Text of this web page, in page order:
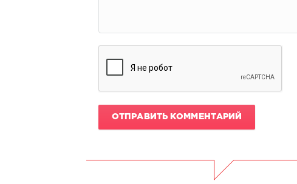
ОТПРАВИТЬ КОММЕНТАРИЙ